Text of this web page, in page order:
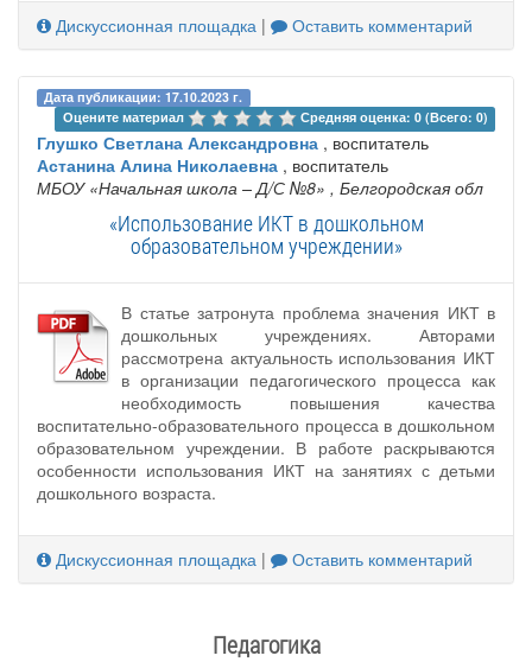
Дискуссионная площадка | Оставить комментарий
Дата публикации: 17.10.2023 г.
Оцените материал
Средняя оценка: 0 (Всего: 0)
Глушко Светлана Александровна , воспитатель
Астанина Алина Николаевна , воспитатель
МБОУ «Начальная школа – Д/С №8» , Белгородская обл
«Использование ИКТ в дошкольном
образовательном учреждении»
В статье затронута проблема значения ИКТ в
дошкольных учреждениях. Авторами
рассмотрена актуальность использования ИКТ
в организации педагогического процесса как
необходимость повышения качества
воспитательно-образовательного процесса в дошкольном
образовательном учреждении. В работе раскрываются
особенности использования ИКТ на занятиях с детьми
дошкольного возраста.
Дискуссионная площадка | Оставить комментарий
Педагогика